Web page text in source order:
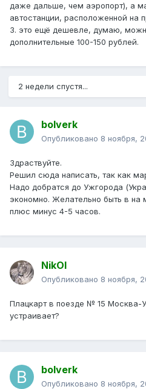
даже дальше, чем аэропорт), а
автостанции, расположенной на
3. это ещё дешевле, думаю,
дополнительные 100-150 рублей.
2 недели спустя...
bolverk
Опубликовано 8 ноября,
Здраствуйте.
Решил сюда написать, так как
Надо добратся до Ужгорода
экономно. Желательно быть в на
плюс минус 4-5 часов.
NikOl
Опубликовано 8 ноября,
Плацкарт в поезде № 15 Москва-
устраивает?
bolverk
Опубликовано 8 ноября,